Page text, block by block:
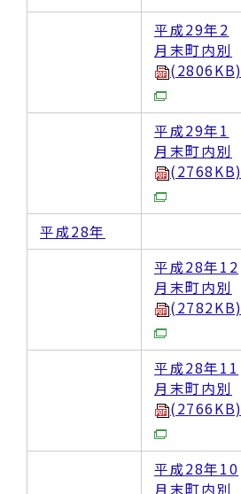
平成29年2
月末町内別
(2806KB)
平成29年1
月末町内別
(2768KB)
平成28年
平成28年12
月末町内別
(2782KB)
平成28年11
月末町内別
(2766KB)
平成28年10
月末町内別